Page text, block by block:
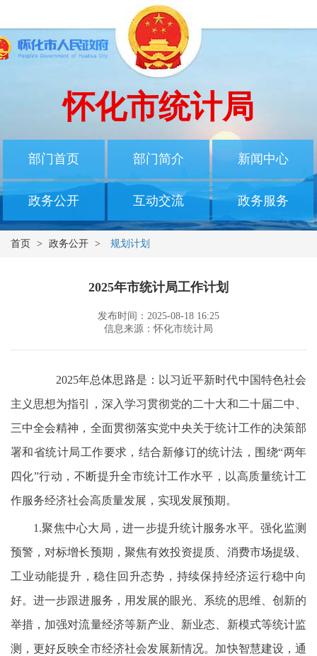
怀化市统计局
部门首页 部门简介 新闻中心
政务公开 互动交流 政务服务
首页 > 政务公开 > 规划计划
2025年市统计局工作计划
发布时间：2025-08-18 16:25
信息来源：怀化市统计局
2025年总体思路是：以习近平新时代中国特色社会
主义思想为指引，深入学习贯彻党的二十大和二十届二中、
三中全会精神，全面贯彻落实党中央关于统计工作的决策部
署和省统计局工作要求，结合新修订的统计法，围绕“两年
四化”行动，不断提升全市统计工作水平，以高质量统计工
作服务经济社会高质量发展，实现发展预期。
1.聚焦中心大局，进一步提升统计服务水平。强化监测
预警，对标增长预期，聚焦有效投资提质、消费市场提级、
工业动能提升，稳住回升态势，持续保持经济运行稳中向
好。进一步跟进服务，用发展的眼光、系统的思维、创新的
举措，加强对流量经济等新产业、新业态、新模式等统计监
测，更好反映全市经济社会发展新情况。加快智慧建设，通